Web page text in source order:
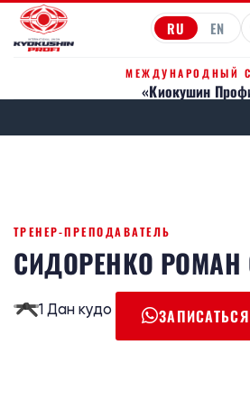
RU EN
МЕЖДУНАРОДНЫЙ
«Киокушин
ТРЕНЕР-ПРЕПОДАВАТЕЛЬ
СИДОРЕНКО РОМАН
1 Дан кудо